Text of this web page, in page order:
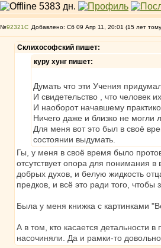
№92321 Добавлено: Сб 09 Апр 11, 20:01 (15 лет
Склихософский пишет:
куру хунг пишет:
Думать что эти Учения
И свидетельство , что человек
И наоборот начавшему
Ничего даже и близко не могли
Для меня вот это был в своё
состоянии выдумать.
Гы, у меня в своё время было
отсутствует опора для понимания
добрых духов, и белую жидкость
предков, и всё это ради того,
Была у меня книжка с картинками
А в том, кто касается детальности
насочиняли. Да и рамки-то